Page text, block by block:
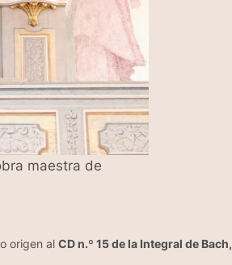
maestra de
origen al CD n.º 15 de la Integral de Bach,